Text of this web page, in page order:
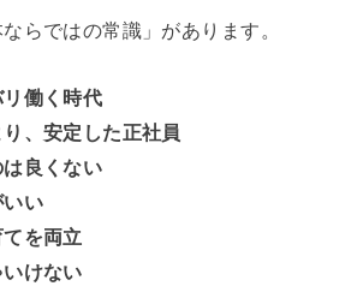
らではの常識」があります。
リ働く時代
り、安定した正社員
は良くない
いい
てを両立
いけない